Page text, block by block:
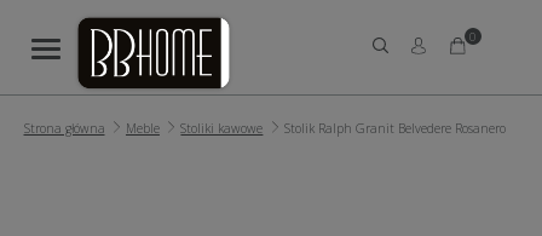
0
Strona główna Meble Stoliki kawowe Stolik Ralph Granit Belvedere Rosanero